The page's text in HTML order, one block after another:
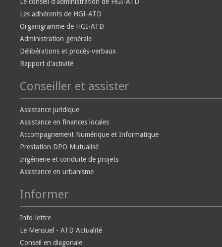
Les adhérents de HGI-ATD
Organigramme de HGI-ATD
Administration générale
Délibérations et procès-verbaux
Rapport d'activité
Conseiller et assister
Assistance juridique
Assistance en finances locales
Accompagnement Numérique et Informatique
Prestation DPO Mutualisé
Ingénierie et conduite de projets
Assistance en urbanisme
Informer
Info-lettre
Le Mensuel - ATD Actualité
Conseil en diagonale